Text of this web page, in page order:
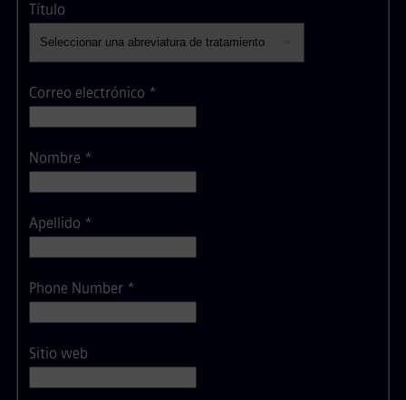
Título
Correo electrónico *
Nombre *
Apellido *
Phone Number *
Sitio web